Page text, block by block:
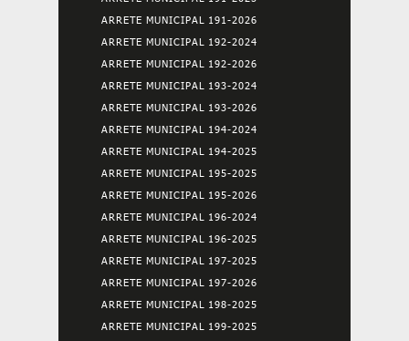
ARRETE MUNICIPAL 191-2026
ARRETE MUNICIPAL 192-2024
ARRETE MUNICIPAL 192-2026
ARRETE MUNICIPAL 193-2024
ARRETE MUNICIPAL 193-2026
ARRETE MUNICIPAL 194-2024
ARRETE MUNICIPAL 194-2025
ARRETE MUNICIPAL 195-2025
ARRETE MUNICIPAL 195-2026
ARRETE MUNICIPAL 196-2024
ARRETE MUNICIPAL 196-2025
ARRETE MUNICIPAL 197-2025
ARRETE MUNICIPAL 197-2026
ARRETE MUNICIPAL 198-2025
ARRETE MUNICIPAL 199-2025